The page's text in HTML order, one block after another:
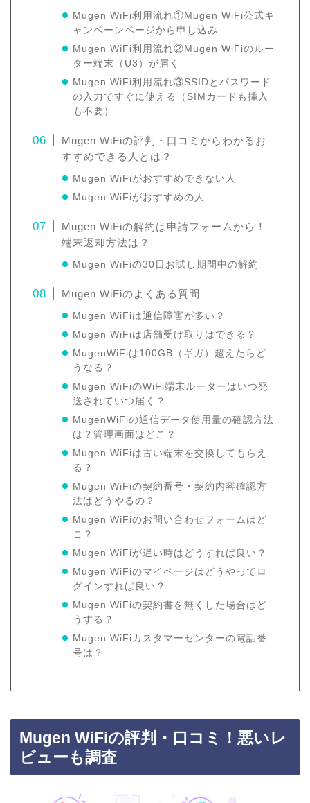
Mugen WiFi利用流れ①Mugen WiFi公式キ
ャンペーンページから申し込み
Mugen WiFi利用流れ②Mugen WiFiのルー
ター端末（U3）が届く
Mugen WiFi利用流れ③SSIDとパスワード
の入力ですぐに使える（SIMカードも挿入
も不要）
Mugen WiFiの評判・口コミからわかるお
すすめできる人とは？
Mugen WiFiがおすすめできない人
Mugen WiFiがおすすめの人
Mugen WiFiの解約は申請フォームから！
端末返却方法は？
Mugen WiFiの30日お試し期間中の解約
Mugen WiFiのよくある質問
Mugen WiFiは通信障害が多い？
Mugen WiFiは店舗受け取りはできる？
MugenWiFiは100GB（ギガ）超えたらど
うなる？
Mugen WiFiのWiFi端末ルーターはいつ発
送されていつ届く？
MugenWiFiの通信データ使用量の確認方法
は？管理画面はどこ？
Mugen WiFiは古い端末を交換してもらえ
る？
Mugen WiFiの契約番号・契約内容確認方
法はどうやるの？
Mugen WiFiのお問い合わせフォームはど
こ？
Mugen WiFiが遅い時はどうすれば良い？
Mugen WiFiのマイページはどうやってロ
グインすれば良い？
Mugen WiFiの契約書を無くした場合はど
うする？
Mugen WiFiカスタマーセンターの電話番
号は？
Mugen WiFiの評判・口コミ！悪いレ
ビューも調査